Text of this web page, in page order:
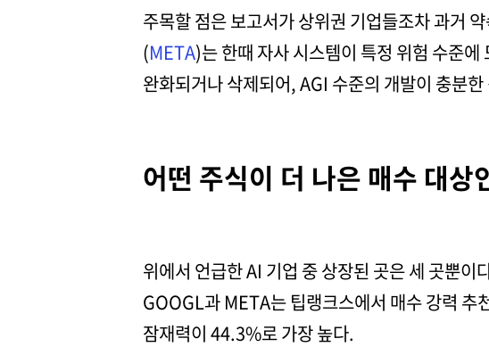
주목할 점은 보고서가 상위권 기업들조차 과거
(META)는 한때 자사 시스템이 특정 위험 수준
완화되거나 삭제되어, AGI 수준의 개발이 충분
어떤 주식이 더 나은 매수 대상
위에서 언급한 AI 기업 중 상장된 곳은 세 곳뿐이
GOOGL과 META는 팁랭크스에서 매수 강력 추
잠재력이 44.3%로 가장 높다.